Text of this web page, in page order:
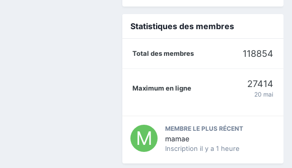
Statistiques des membres
Total des membres 118854
Maximum en ligne 27414
20 mai
MEMBRE LE PLUS RÉCENT
mamae
Inscription il y a 1 heure